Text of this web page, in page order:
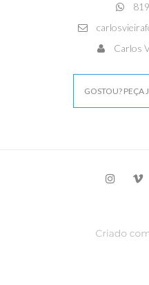
Carlos
GOSTOU? PEÇA